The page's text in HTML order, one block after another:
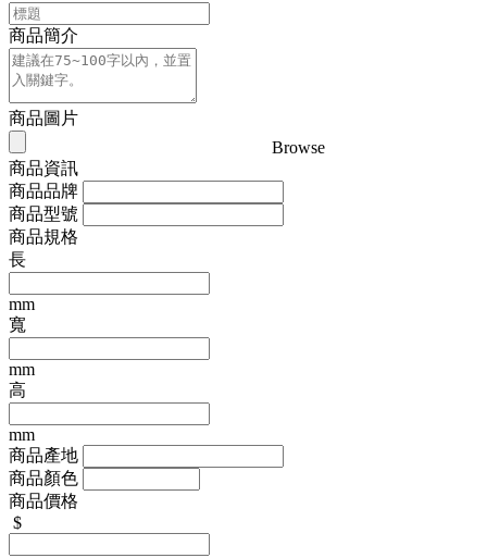
商品簡介
商品圖片
Browse
商品資訊
商品品牌
商品型號
商品規格
長
mm
寬
mm
高
mm
商品產地
商品顏色
商品價格
$